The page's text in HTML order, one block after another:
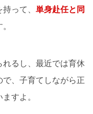
って、 単身赴任と同
るし、最近では育休
、子育てしながら正
すよ。